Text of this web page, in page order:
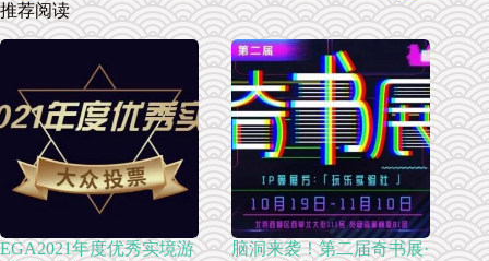
推荐阅读
EGA2021年度优秀实境游
脑洞来袭！第二届奇书展·